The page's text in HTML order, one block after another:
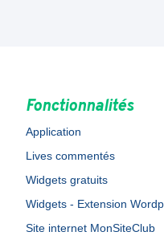
Fonctionnalités
Application
Lives commentés
Widgets gratuits
Widgets - Extension
Site internet MonSiteClub